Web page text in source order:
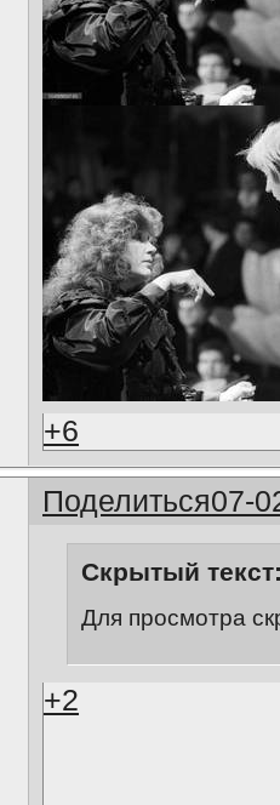
+6
Поделиться07-
Скрытый
Для просмотра
+2